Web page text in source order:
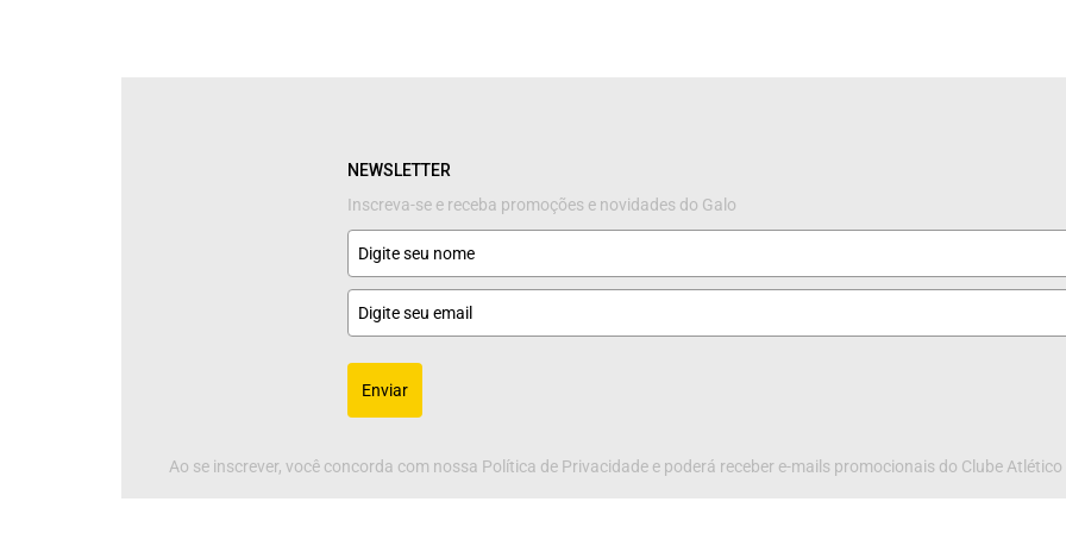
NEWSLETTER
Inscreva-se e receba promoções e novidades do Galo
Enviar
Ao se inscrever, você concorda com nossa Política de Privacidade e poderá receber e-mails promocionais do Clube Atlético